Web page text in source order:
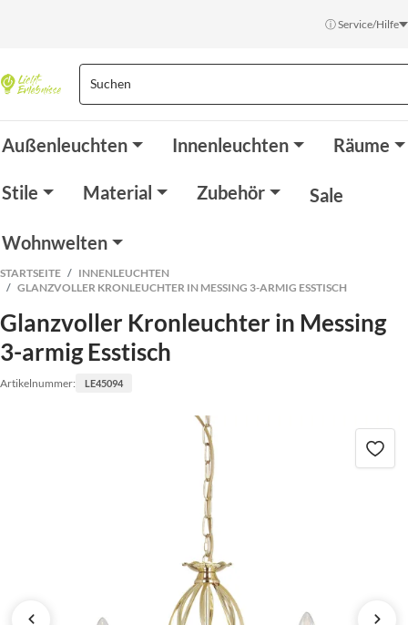
ⓘ Service/Hilfe
Außenleuchten Innenleuchten Räume
Stile Material Zubehör Sale
Wohnwelten
STARTSEITE
INNENLEUCHTEN
GLANZVOLLER KRONLEUCHTER IN MESSING 3-ARMIG ESSTISCH
Glanzvoller Kronleuchter in Messing
3-armig Esstisch
Artikelnummer: LE45094